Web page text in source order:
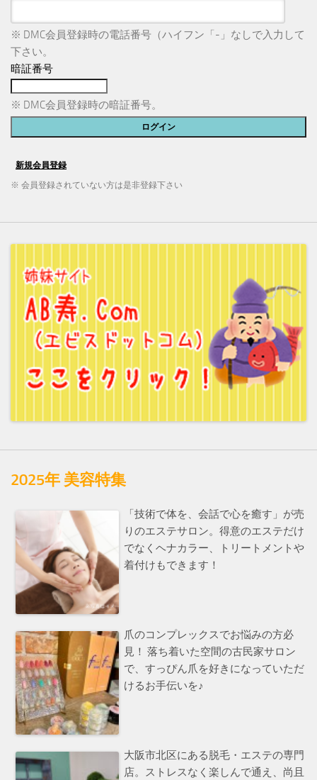
※ DMC会員登録時の電話番号（ハイフン「-」なしで入力して
下さい。
暗証番号
※ DMC会員登録時の暗証番号。
※ 会員登録されていない方は是非登録下さい
2025年 美容特集
「技術で体を、会話で心を癒す」が売
りのエステサロン。得意のエステだけ
でなくヘナカラー、トリートメントや
着付けもできます！
爪のコンプレックスでお悩みの方必
見！ 落ち着いた空間の古民家サロン
で、すっぴん爪を好きになっていただ
けるお手伝いを♪
大阪市北区にある脱毛・エステの専門
店。ストレスなく楽しんで通え、尚且